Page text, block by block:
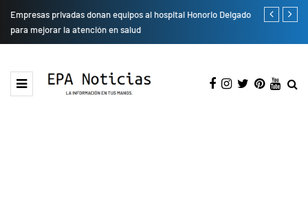
Empresas privadas donan equipos al hospital Honorio Delgado
para mejorar la atención en salud
Cambio de